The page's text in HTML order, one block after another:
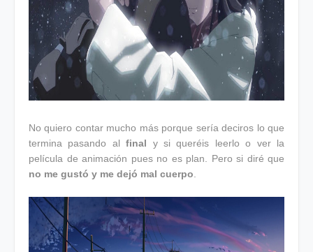
No quiero contar mucho más porque sería deciros lo que
termina pasando alfinal y si queréis leerlo o ver la
película de animación pues no es plan. Pero si diré que
no me gustó y me dejó mal cuerpo